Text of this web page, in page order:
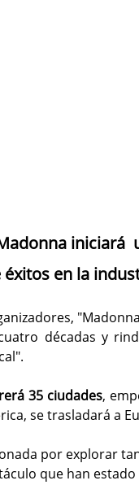
iniciará
éxitos en la
décadas y
35 ciudades,
se trasladará a
por explorar
que han